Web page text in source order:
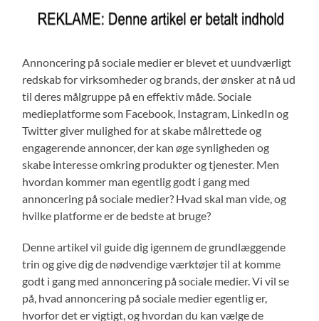
Annoncering på sociale medier er blevet et uundværligt
redskab for virksomheder og brands, der ønsker at nå ud
til deres målgruppe på en effektiv måde. Sociale
medieplatforme som Facebook, Instagram, LinkedIn og
Twitter giver mulighed for at skabe målrettede og
engagerende annoncer, der kan øge synligheden og
skabe interesse omkring produkter og tjenester. Men
hvordan kommer man egentlig godt i gang med
annoncering på sociale medier? Hvad skal man vide, og
hvilke platforme er de bedste at bruge?
Denne artikel vil guide dig igennem de grundlæggende
trin og give dig de nødvendige værktøjer til at komme
godt i gang med annoncering på sociale medier. Vi vil se
på, hvad annoncering på sociale medier egentlig er,
hvorfor det er vigtigt, og hvordan du kan vælge de